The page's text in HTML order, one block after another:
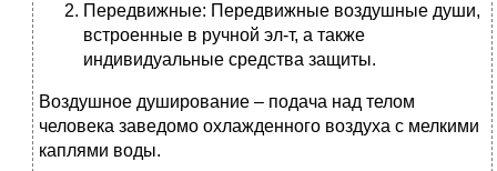
Передвижные: Передвижные воздушные души,
встроенные в ручной эл-т, а также
индивидуальные средства защиты.
Воздушное душирование – подача над телом
человека заведомо охлажденного воздуха с мелкими
каплями воды.